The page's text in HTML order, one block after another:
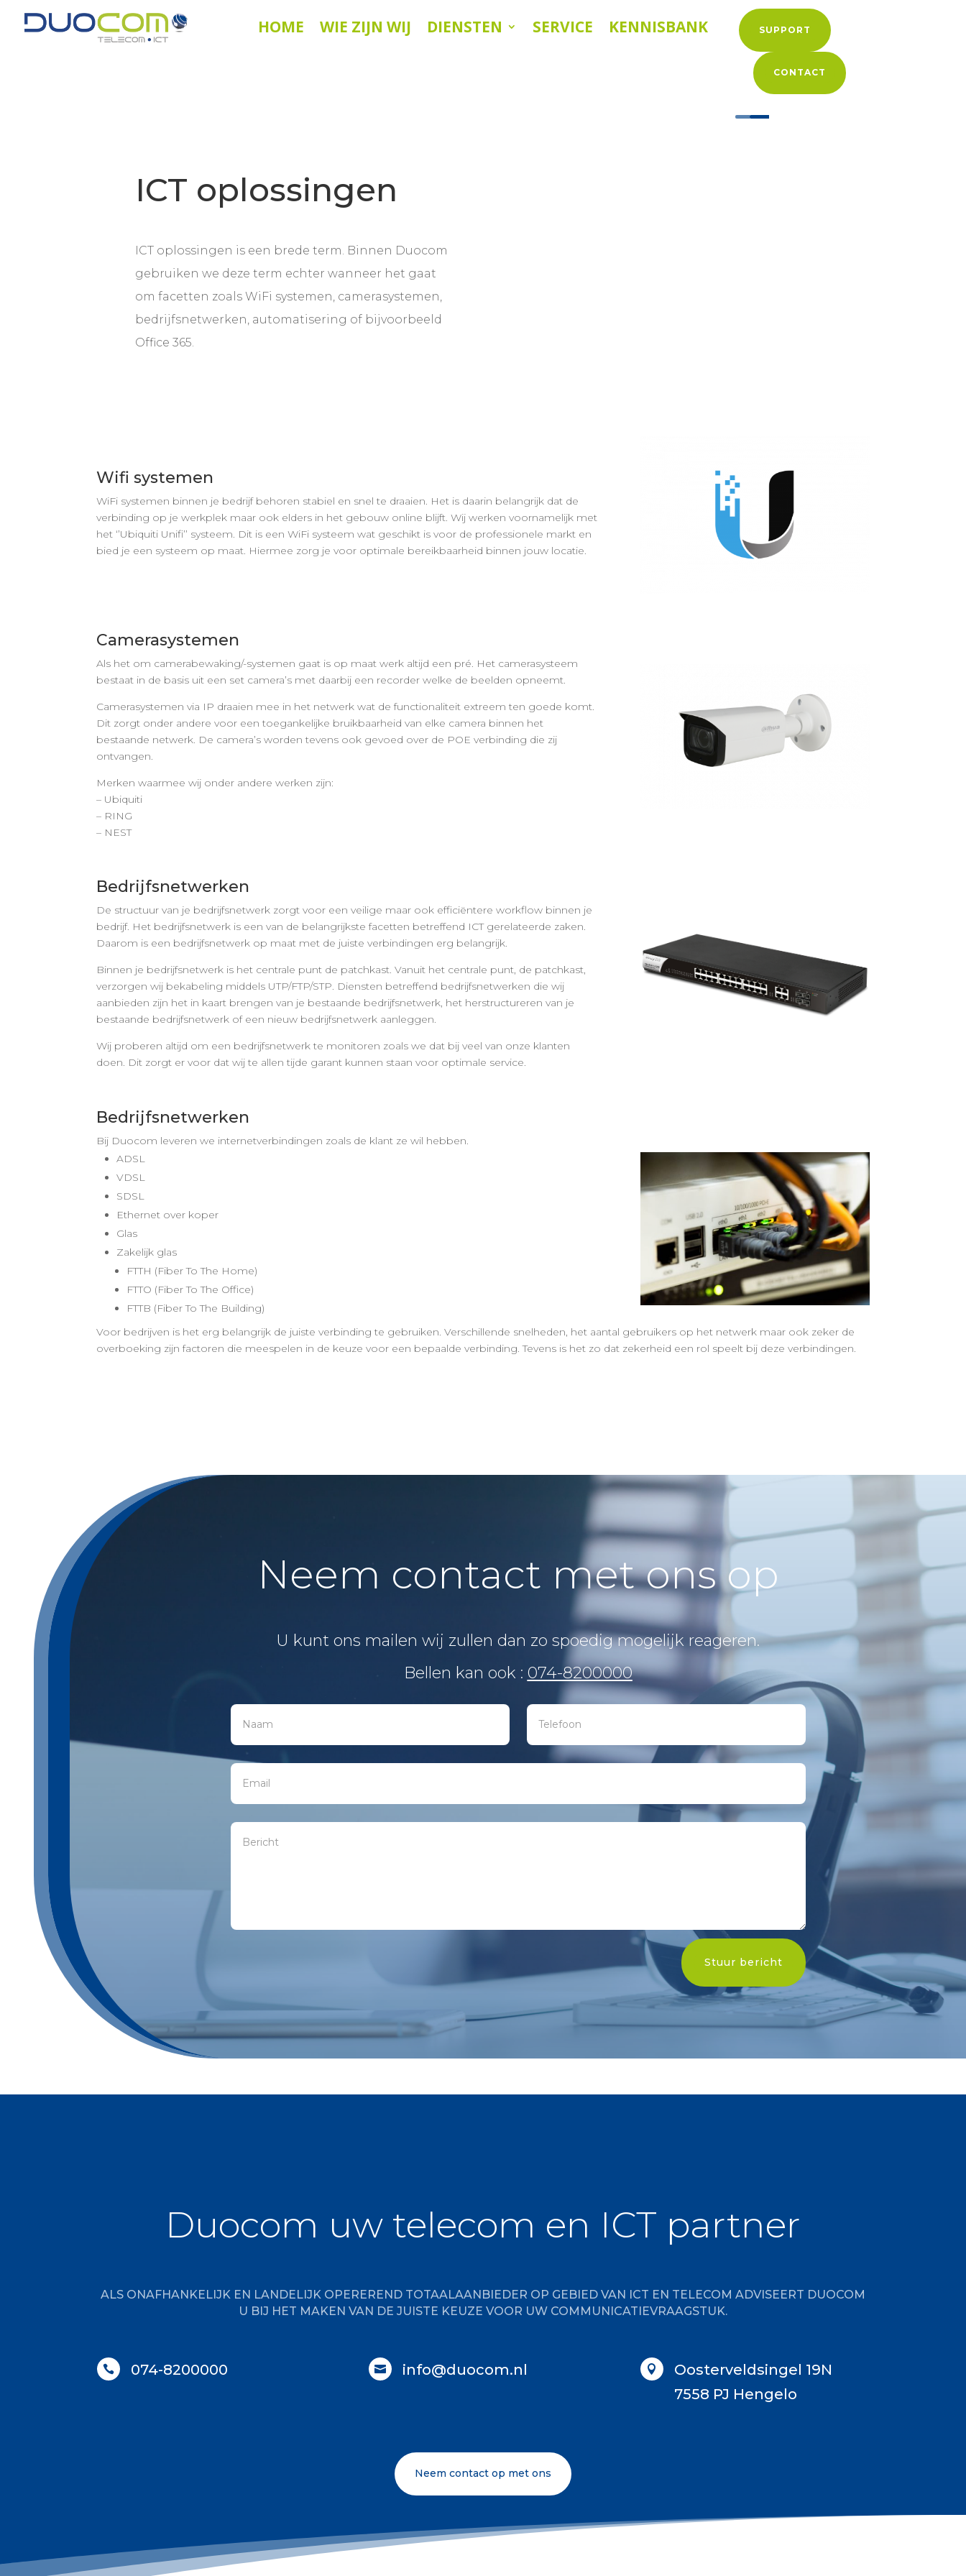
HOME WIE ZIJN WIJ DIENSTEN SERVICE KENNISBANK SUPPORT
CONTACT
ICT oplossingen
ICT oplossingen is een brede term. Binnen Duocom
gebruiken we deze term echter wanneer het gaat
om facetten zoals WiFi systemen, camerasystemen,
bedrijfsnetwerken, automatisering of bijvoorbeeld
Office 365.
Wifi systemen
WiFi systemen binnen je bedrijf behoren stabiel en snel te draaien. Het is daarin belangrijk dat de
verbinding op je werkplek maar ook elders in het gebouw online blijft. Wij werken voornamelijk met
het ‘’Ubiquiti Unifi’’ systeem. Dit is een WiFi systeem wat geschikt is voor de professionele markt en
bied je een systeem op maat. Hiermee zorg je voor optimale bereikbaarheid binnen jouw locatie.
Camerasystemen
Als het om camerabewaking/-systemen gaat is op maat werk altijd een pré. Het camerasysteem
bestaat in de basis uit een set camera’s met daarbij een recorder welke de beelden opneemt.
Camerasystemen via IP draaien mee in het netwerk wat de functionaliteit extreem ten goede komt.
Dit zorgt onder andere voor een toegankelijke bruikbaarheid van elke camera binnen het
bestaande netwerk. De camera’s worden tevens ook gevoed over de POE verbinding die zij
ontvangen.
Merken waarmee wij onder andere werken zijn:
– Ubiquiti
– RING
– NEST
Bedrijfsnetwerken
De structuur van je bedrijfsnetwerk zorgt voor een veilige maar ook efficiëntere workflow binnen je
bedrijf. Het bedrijfsnetwerk is een van de belangrijkste facetten betreffend ICT gerelateerde zaken.
Daarom is een bedrijfsnetwerk op maat met de juiste verbindingen erg belangrijk.
Binnen je bedrijfsnetwerk is het centrale punt de patchkast. Vanuit het centrale punt, de patchkast,
verzorgen wij bekabeling middels UTP/FTP/STP. Diensten betreffend bedrijfsnetwerken die wij
aanbieden zijn het in kaart brengen van je bestaande bedrijfsnetwerk, het herstructureren van je
bestaande bedrijfsnetwerk of een nieuw bedrijfsnetwerk aanleggen.
Wij proberen altijd om een bedrijfsnetwerk te monitoren zoals we dat bij veel van onze klanten
doen. Dit zorgt er voor dat wij te allen tijde garant kunnen staan voor optimale service.
Bedrijfsnetwerken
Bij Duocom leveren we internetverbindingen zoals de klant ze wil hebben.
ADSL
VDSL
SDSL
Ethernet over koper
Glas
Zakelijk glas
FTTH (Fiber To The Home)
FTTO (Fiber To The Office)
FTTB (Fiber To The Building)
Voor bedrijven is het erg belangrijk de juiste verbinding te gebruiken. Verschillende snelheden, het aantal gebruikers op het netwerk maar ook zeker de
overboeking zijn factoren die meespelen in de keuze voor een bepaalde verbinding. Tevens is het zo dat zekerheid een rol speelt bij deze verbindingen.
Neem contact met ons op
U kunt ons mailen wij zullen dan zo spoedig mogelijk reageren.
Bellen kan ook : 074-8200000
Stuur bericht
Duocom uw telecom en ICT partner
ALS ONAFHANKELIJK EN LANDELIJK OPEREREND TOTAALAANBIEDER OP GEBIED VAN ICT EN TELECOM ADVISEERT DUOCOM
U BIJ HET MAKEN VAN DE JUISTE KEUZE VOOR UW COMMUNICATIEVRAAGSTUK.
 074-8200000  info@duocom.nl 
Oosterveldsingel 19N
7558 PJ Hengelo
Neem contact op met ons